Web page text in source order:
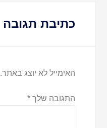
כתיבת תגובה
האימייל לא יוצג באתר.
התגובה שלך*